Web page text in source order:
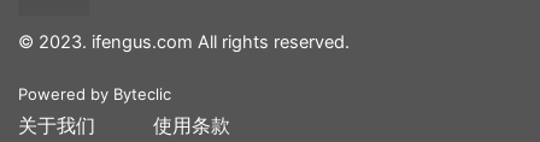
© 2023. ifengus.com All rights reserved.
Powered by Byteclic
关于我们 使用条款